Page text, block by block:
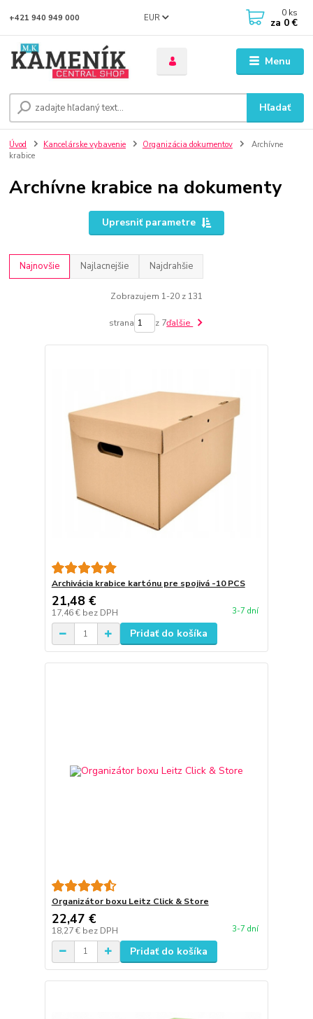
Menu
EUR
Hľadať
+421 940 949 000 0 ks
za 0 €
Úvod Kancelárske vybavenie Organizácia dokumentov
Archívne
krabice
Archívne krabice na dokumenty
Upresniť parametre
Najnovšie Najlacnejšie Najdrahšie
Zobrazujem 1-20 z 131
strana z 7ďalšie
Archivácia krabice kartónu pre spojivá -10 PCS
21,48 €
17,46 € bez DPH 3-7 dní
Pridať do košíka
Organizátor boxu Leitz Click & Store
22,47 €
18,27 € bez DPH 3-7 dní
Pridať do košíka